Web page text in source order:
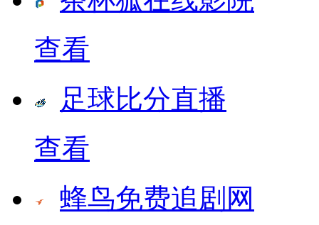
查看
足球比分直播
查看
蜂鸟免费追剧网